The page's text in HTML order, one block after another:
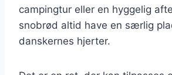
campingtur eller en hyggelig
snobrød altid have en særlig
danskernes hjerter.